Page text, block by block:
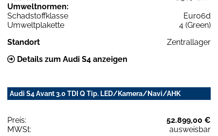
Umweltnormen:
Schadstoffklasse
Euro6d
Umweltplakette
4 (Green)
Standort
Zentrallager
Details zum Audi S4 anzeigen
Audi S4 Avant 3.0 TDI Q Tip. LED/Kamera/Navi/AHK
Preis:
52.899,00 €
MWSt:
ausweisbar